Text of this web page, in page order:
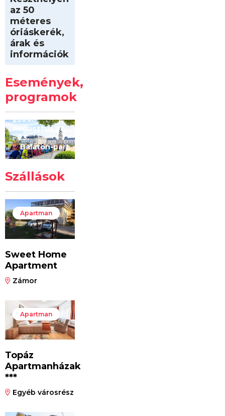
az 50
méteres
óriáskerék,
árak és
információk
Események,
programok
Kilóméterek
2026
2026.
augusztus 22
– 23.
Balaton-part
Szállások
Apartman
Sweet Home
Apartment
Zámor
Apartman
Topáz
Apartmanházak
***
Egyéb városrész